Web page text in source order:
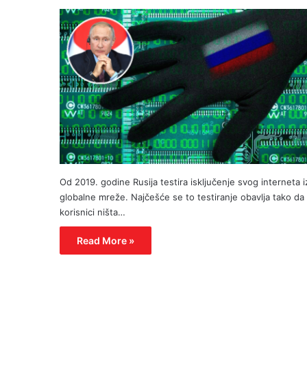
Od 2019. godine Rusija testira isključenje svog interneta
globalne mreže. Najčešće se to testiranje obavlja tako da
korisnici ništa…
Read More »